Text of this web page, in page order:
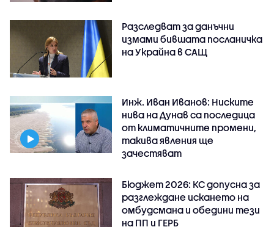
Разследват за данъчни
измами бившата посланичка
на Украйна в САЩ
Инж. Иван Иванов: Ниските
нива на Дунав са последица
от климатичните промени,
такива явления ще
зачестяват
Бюджет 2026: КС допусна за
разглеждане искането на
омбудсмана и обедини тези
на ПП и ГЕРБ